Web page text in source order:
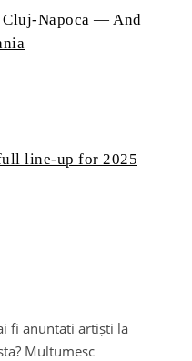
Cluj-Napoca — And
line-up for 2025
fi anuntati artiști la
Multumesc